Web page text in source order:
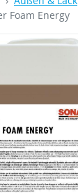
Foam Energy